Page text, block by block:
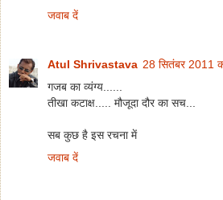
जवाब दें
Atul Shrivastava 28 सितंबर 2011
गजब का व्‍यंग्‍य......
तीखा कटाक्ष..... मौजूदा दौर का सच...
सब कुछ है इस रचना में
जवाब दें